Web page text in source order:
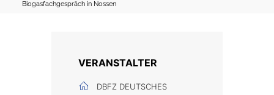
Biogasfachgespräch in Nossen
VERANSTALTER
DBFZ DEUTSCHES